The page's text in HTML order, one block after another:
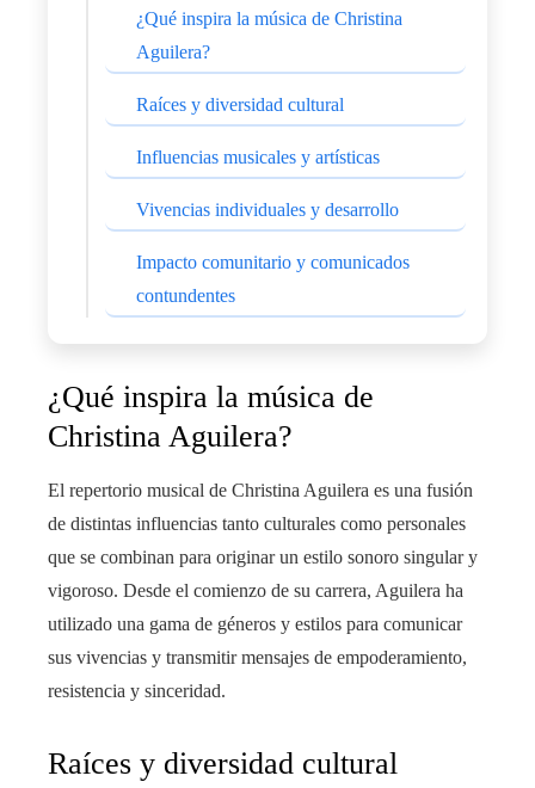
¿Qué inspira la música de Christina
Aguilera?
Raíces y diversidad cultural
Influencias musicales y artísticas
Vivencias individuales y desarrollo
Impacto comunitario y comunicados
contundentes
¿Qué inspira la música de
Christina Aguilera?
El repertorio musical de Christina Aguilera es una fusión
de distintas influencias tanto culturales como personales
que se combinan para originar un estilo sonoro singular y
vigoroso. Desde el comienzo de su carrera, Aguilera ha
utilizado una gama de géneros y estilos para comunicar
sus vivencias y transmitir mensajes de empoderamiento,
resistencia y sinceridad.
Raíces y diversidad cultural